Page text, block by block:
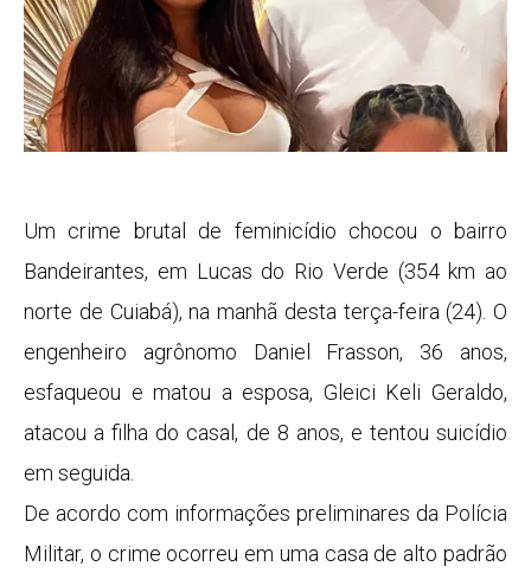
Um crime brutal de feminicídio chocou o bairro
Bandeirantes, em Lucas do Rio Verde (354 km ao
norte de Cuiabá), na manhã desta terça-feira (24). O
engenheiro agrônomo Daniel Frasson, 36 anos,
esfaqueou e matou a esposa, Gleici Keli Geraldo,
atacou a filha do casal, de 8 anos, e tentou suicídio
em seguida.
De acordo com informações preliminares da Polícia
Militar, o crime ocorreu em uma casa de alto padrão